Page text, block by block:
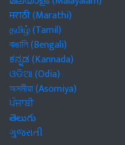
मराठी (Marathi)
தமிழ் (Tamil)
বাঙালি (Bengali)
ಕನ್ನಡ (Kannada)
ଓଡିଆ (Odia)
অসমীয়া (Asomiya)
ਪੰਜਾਬੀ
తెలుగు
ગુજરાતી